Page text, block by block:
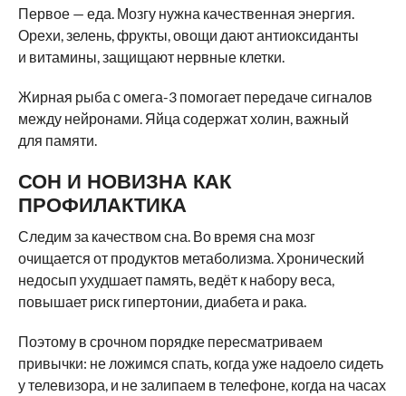
Первое — еда. Мозгу нужна качественная энергия.
Орехи, зелень, фрукты, овощи дают антиоксиданты
и витамины, защищают нервные клетки.
Жирная рыба с омега-3 помогает передаче сигналов
между нейронами. Яйца содержат холин, важный
для памяти.
СОН И НОВИЗНА КАК
ПРОФИЛАКТИКА
Следим за качеством сна. Во время сна мозг
очищается от продуктов метаболизма. Хронический
недосып ухудшает память, ведёт к набору веса,
повышает риск гипертонии, диабета и рака.
Поэтому в срочном порядке пересматриваем
привычки: не ложимся спать, когда уже надоело сидеть
у телевизора, и не залипаем в телефоне, когда на часах